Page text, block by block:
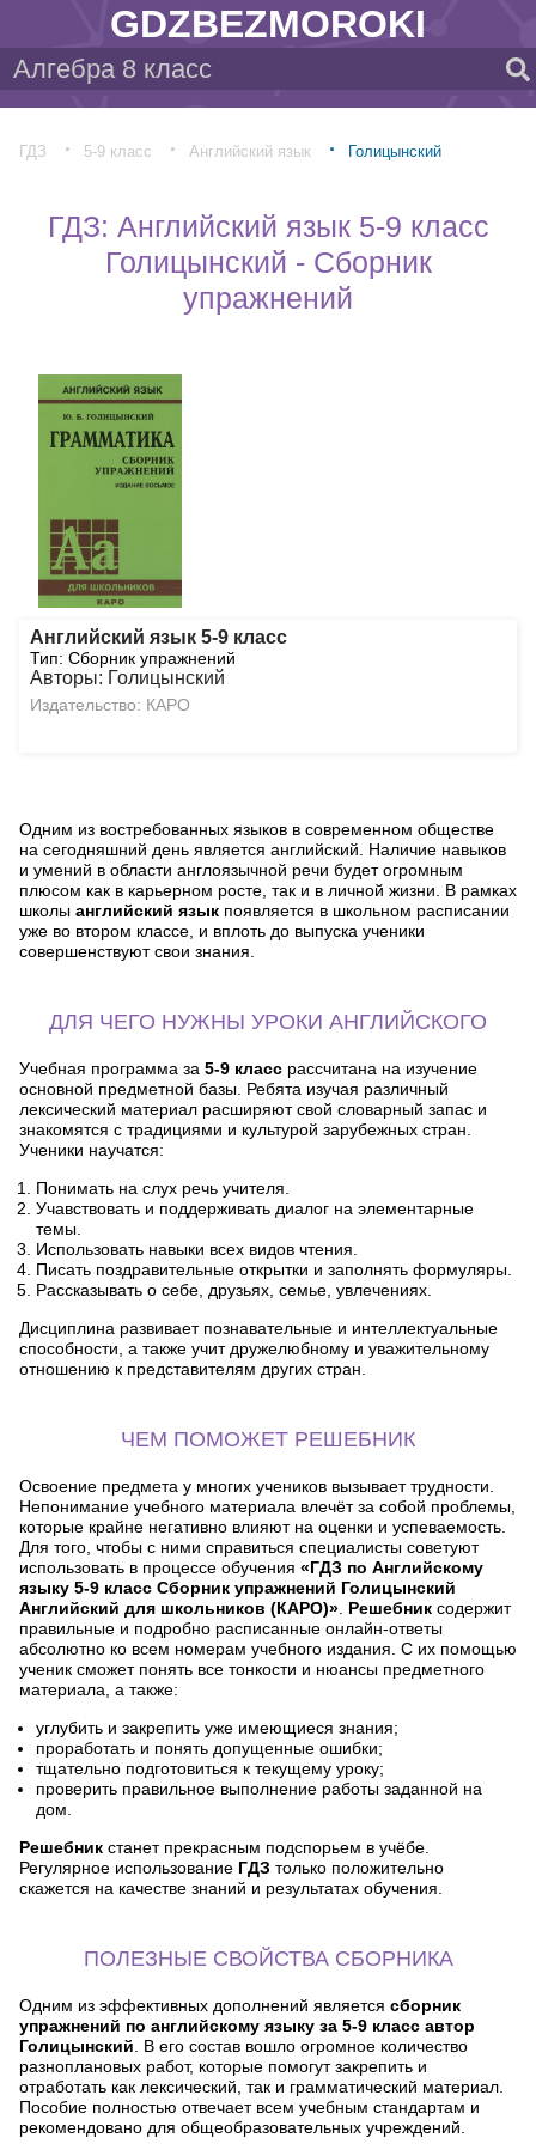
GDZBEZMOROKI
ГДЗ 5-9 класс Английский язык Голицынский
ГДЗ: Английский язык 5-9 класс
Голицынский - Сборник
упражнений
Английский язык 5-9 класс
Тип: Сборник упражнений
Авторы: Голицынский
Издательство: КАРО
Одним из востребованных языков в современном обществе
на сегодняшний день является английский. Наличие навыков
и умений в области англоязычной речи будет огромным
плюсом как в карьерном росте, так и в личной жизни. В рамках
школы английский язык появляется в школьном расписании
уже во втором классе, и вплоть до выпуска ученики
совершенствуют свои знания.
ДЛЯ ЧЕГО НУЖНЫ УРОКИ АНГЛИЙСКОГО
Учебная программа за 5-9 класс рассчитана на изучение
основной предметной базы. Ребята изучая различный
лексический материал расширяют свой словарный запас и
знакомятся с традициями и культурой зарубежных стран.
Ученики научатся:
Понимать на слух речь учителя.
Учавствовать и поддерживать диалог на элементарные
темы.
Использовать навыки всех видов чтения.
Писать поздравительные открытки и заполнять формуляры.
Рассказывать о себе, друзьях, семье, увлечениях.
Дисциплина развивает познавательные и интеллектуальные
способности, а также учит дружелюбному и уважительному
отношению к представителям других стран.
ЧЕМ ПОМОЖЕТ РЕШЕБНИК
Освоение предмета у многих учеников вызывает трудности.
Непонимание учебного материала влечёт за собой проблемы,
которые крайне негативно влияют на оценки и успеваемость.
Для того, чтобы с ними справиться специалисты советуют
использовать в процессе обучения «ГДЗ по Английскому
языку 5-9 класс Сборник упражнений Голицынский
Английский для школьников (КАРО)» Решебник содержит
правильные и подробно расписанные онлайн-ответы
абсолютно ко всем номерам учебного издания. С их помощью
ученик сможет понять все тонкости и нюансы предметного
материала, а также:
углубить и закрепить уже имеющиеся знания;
проработать и понять допущенные ошибки;
тщательно подготовиться к текущему уроку;
проверить правильное выполнение работы заданной на
дом.
Решебник станет прекрасным подспорьем в учёбе.
Регулярное использование ГДЗ только положительно
скажется на качестве знаний и результатах обучения.
ПОЛЕЗНЫЕ СВОЙСТВА СБОРНИКА
Одним из эффективных дополнений является сборник
упражнений по английскому языку за 5-9 класс автор
Голицынский . В его состав вошло огромное количество
разноплановых работ, которые помогут закрепить и
отработать как лексический, так и грамматический материал.
Пособие полностью отвечает всем учебным стандартам и
рекомендовано для общеобразовательных учреждений.